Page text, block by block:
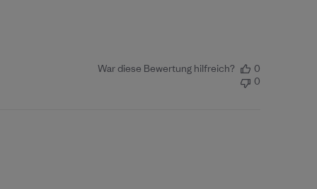
War diese Bewertung hilfreich?
0
0